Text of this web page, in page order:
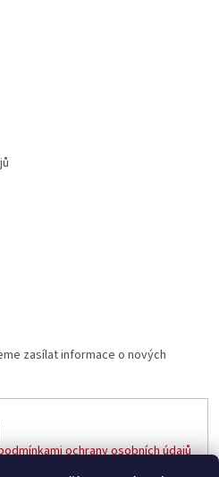
zasílat informace o nových
ochrany osobních údajů